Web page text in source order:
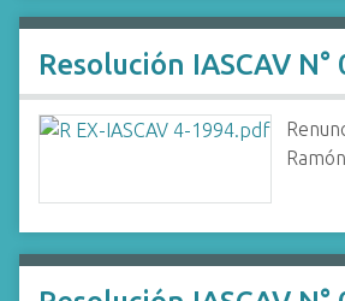
Resolución IASCAV